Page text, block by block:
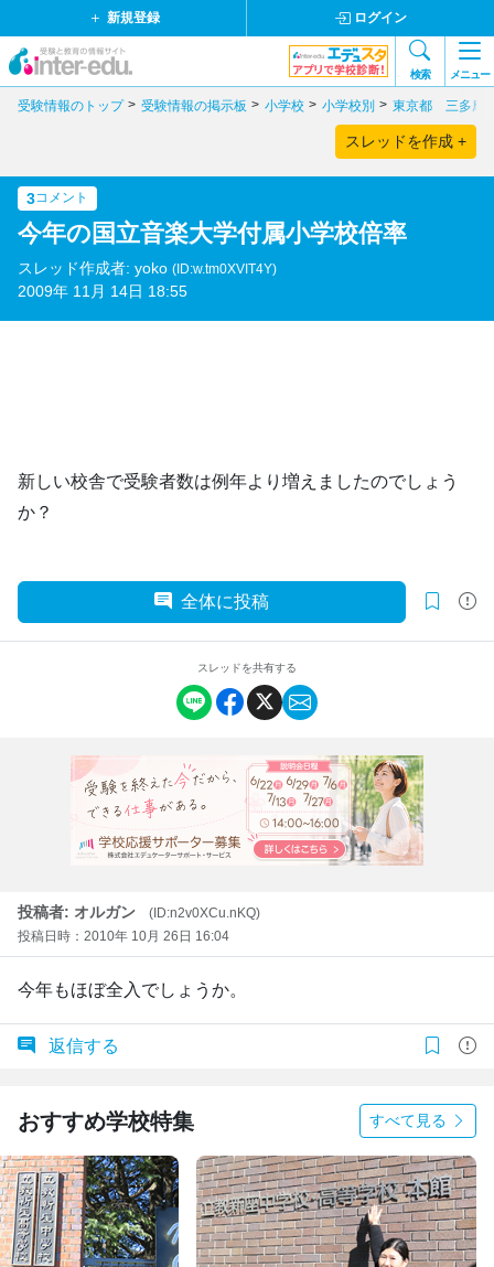
新規登録 ログイン
検索 メニュー
受験情報のトップ 受験情報の掲示板 小学校 小学校別 東京都 三多摩
スレッドを作成 +
3コメント
今年の国立音楽大学付属小学校倍率
スレッド作成者: yoko (ID:w.tm0XVIT4Y)
2009年 11月 14日 18:55
新しい校舎で受験者数は例年より増えましたのでしょう
か？
全体に投稿
スレッドを共有する
投稿者: オルガン
(ID:n2v0XCu.nKQ)
投稿日時：2010年 10月 26日 16:04
今年もほぼ全入でしょうか。
返信する
おすすめ学校特集 すべて見る